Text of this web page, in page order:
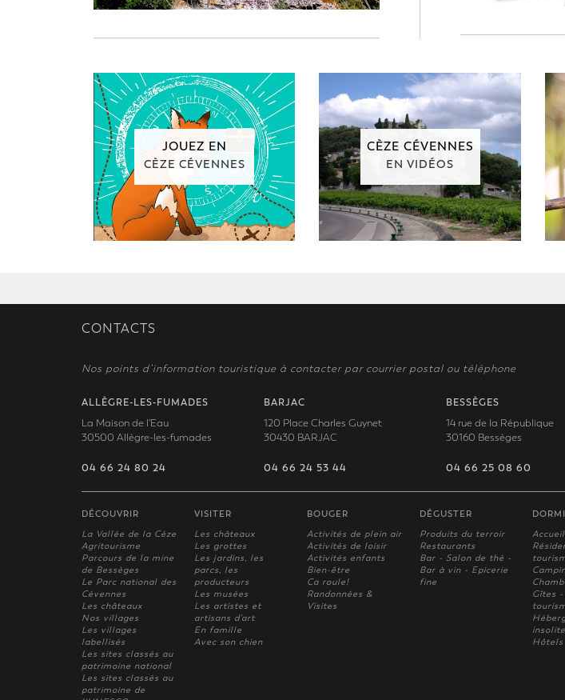
JOUEZ EN
CÈZE CÉVENNES
CÈZE CÉVENNES
EN VIDÉOS
CONTACTS
Nos points d’information touristique à contacter par courrier postal ou téléphone
ALLÈGRE-LES-FUMADES
La Maison de l'Eau
30500 Allègre-les-fumades
04 66 24 80 24
BARJAC
120 Place Charles Guynet
30430 BARJAC
04 66 24 53 44
BESSÈGES
14 rue de la République
30160 Bessèges
04 66 25 08 60
DÉCOUVRIR
La Vallée de la Cèze
Agritourisme
Parcours de la mine
de Bessèges
Le Parc national des
Cévennes
Les châteaux
Nos villages
Les villages
labellisés
Les sites classés au
patrimoine national
Les sites classés au
patrimoine de
VISITER
Les châteaux
Les grottes
Les jardins, les
parcs, les
producteurs
Les musées
Les artistes et
artisans d'art
En famille
Avec son chien
BOUGER
Activités de plein air
Activités de loisir
Activités enfants
Bien-être
Ca roule!
Randonnées &
Visites
DÉGUSTER
Produits du terroir
Restaurants
Bar - Salon de thé -
Bar à vin - Epicerie
fine
Gîtes
Hôtels